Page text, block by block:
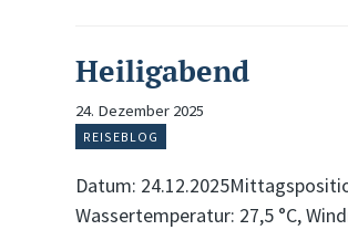
Heiligabend
24. Dezember 2025
REISEBLOG
Datum:
Wassertemperatur: 27,5 °C,